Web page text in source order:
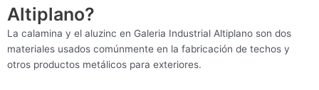
Altiplano?
La calamina y el aluzinc en Galeria Industrial Altiplano son dos
materiales usados comúnmente en la fabricación de techos y
otros productos metálicos para exteriores.